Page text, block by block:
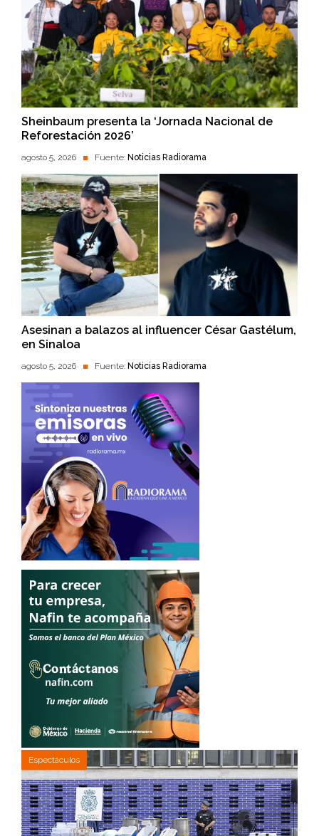
Sheinbaum presenta la ‘Jornada Nacional de
Reforestación 2026’
agosto 5, 2026 Fuente: Noticias Radiorama
Asesinan a balazos al influencer César Gastélum,
en Sinaloa
agosto 5, 2026 Fuente: Noticias Radiorama
Espectáculos